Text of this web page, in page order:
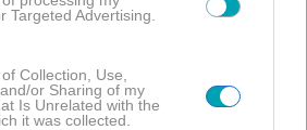
Targeted Advertising.
Collection, Use,
or Sharing of my
Is Unrelated with the
it was collected.